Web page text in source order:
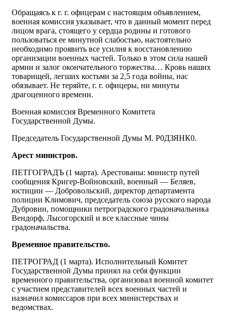
Обращаясь к г. г. офицерам с настоящим объявлением,
военная комиссия указывает, что в данный момент перед
лицом врага, стоящего у сердца родины и готового
пользоваться ее минутной слабостью, настоятельно
необходимо проявить все усилия к восстановлению
организации военных частей. Только в этом сила нашей
армии и залог окончательного торжества… Кровь наших
товарищей, легших костьми за 2,5 года войны, нас
обязывает. Не теряйте, г. г. офицеры, ни минуты
драгоценного времени.
Военная комиссия Временного Комитета
Государственной Думы.
Председатель Государственной Думы М. Р0ДЗЯНК0.
Арест министров.
ПЕТГОГРАДЪ (1 марта). Арестованы: министр путей
сообщения Кригер-Войновский, военный — Беляев,
юстиции — Добровольский, директор департамента
полиции Климович, председатель союза русского народа
Дубровин, помощники петроградского градоначальника
Вендорф, Лысогорский и все классные чины
градоначальства.
Временное правительство.
ПЕТРОГРАД (1 марта). Исполнительный Комитет
Государственной Думы принял на себя функции
временного правительства, организовал военной комитет
с участием представителей всех военных частей и
назначил комиссаров при всех министерствах и
ведомствах.